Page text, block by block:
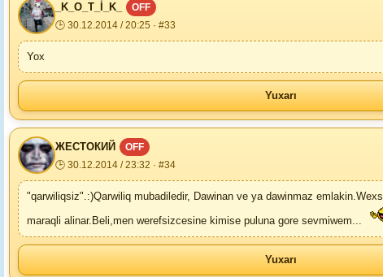
_K_O_T_İ_K_
OFF
🕒 30.12.2014 / 20:25 · #33
Yox
Yuxarı
ЖЕСТОКИЙ
OFF
🕒 30.12.2014 / 23:32 · #34
"qarwiliqsiz".:)Qarwiliq mubadiledir, Dawinan ve ya dawinmaz
maraqli alinar.Beli,men werefsizcesine kimise puluna gore sevmiwem...
Yuxarı